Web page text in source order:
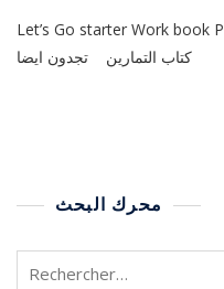
Let’s Go starter Work book
كتاب التمارين تجدون ايضا
محرك البحث